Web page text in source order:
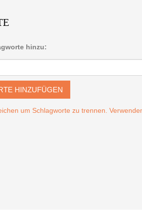
hinzu:
HINZUFÜGEN
um Schlagworte zu trennen.